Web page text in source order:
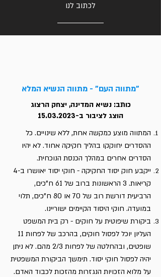
לכתוב לנו
"מתווה העם" - מתווה הנשיא המלא
כותב: נשיא המדינה, יצחק הרצוג
הוצג לציבור ב-15.03.2023
המתווה מוצע כמקשה אחת, ללא שינויים. כל
ההסדרים יחוקקו בהליך חקיקה אחוד. לא יהיו
הסדרים אחרים במהלך הכנסת הנוכחית.
ייקבע חוק יסוד החקיקה - חוקי יסוד יאושרו ב-4
קריאות. 3 הראשונות ברוב של 61 ח"כים,
הרביעית דורשת רוב של 70 או 80 ח"כים, תלוי
במועדה. חוקי היסוד הקיימים ישוריינו.
ביקורת שיפוטית על חוקים - רק בית המשפט
העליון יוכל לפסול חוקים, בהרכב של לפחות 11
שופטים, ובהחלטה של לפחות 2/3 מהם. לא ניתן
יהיה לפסול חוקי יסוד. תימשך הביקורת המשפטית
על מלוא הזכויות הנגזרות מהזכות לכבוד האדם.